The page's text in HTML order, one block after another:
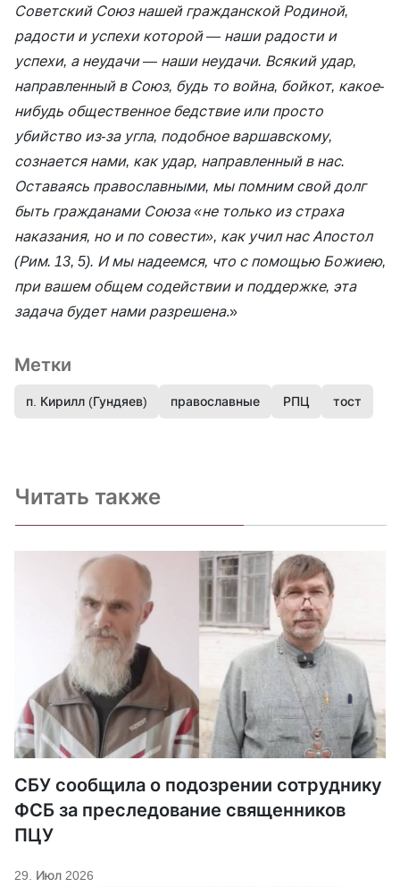
Советский Союз нашей гражданской Родиной,
радости и успехи которой — наши радости и
успехи, а неудачи — наши неудачи. Всякий удар,
направленный в Союз, будь то война, бойкот, какое-
нибудь общественное бедствие или просто
убийство из-за угла, подобное варшавскому,
сознается нами, как удар, направленный в нас.
Оставаясь православными, мы помним свой долг
быть гражданами Союза «не только из страха
наказания, но и по совести», как учил нас Апостол
(Рим. 13, 5). И мы надеемся, что с помощью Божиею,
при вашем общем содействии и поддержке, эта
задача будет нами разрешена.»
Метки
п. Кирилл (Гундяев) православные РПЦ тост
Читать также
СБУ сообщила о подозрении сотруднику
ФСБ за преследование священников
ПЦУ
29. Июл 2026